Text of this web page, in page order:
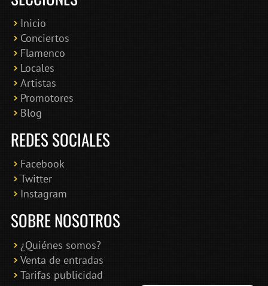
Inicio
Conciertos
Flamenco
Locales
Artistas
Promotores
Blog
REDES SOCIALES
Facebook
Twitter
Instagram
SOBRE NOSOTROS
¿Quiénes somos?
Venta de entradas
Tarifas publicidad